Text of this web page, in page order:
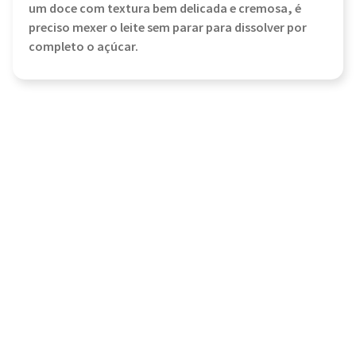
um doce com textura bem delicada e cremosa, é
preciso mexer o leite sem parar para dissolver por
completo o açúcar.